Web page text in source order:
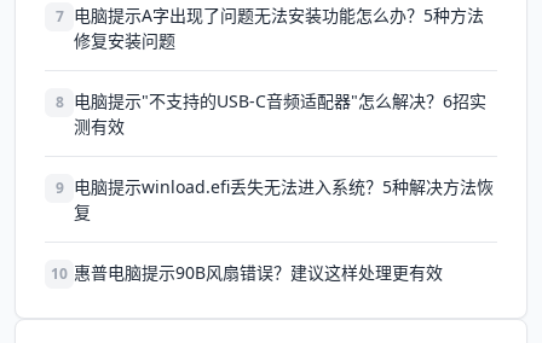
7 电脑提示A字出现了问题无法安装功能怎么办？5种方法
修复安装问题
8 电脑提示"不支持的USB-C音频适配器"怎么解决？6招实
测有效
9 电脑提示winload.efi丢失无法进入系统？5种解决方法恢
复
10 惠普电脑提示90B风扇错误？建议这样处理更有效